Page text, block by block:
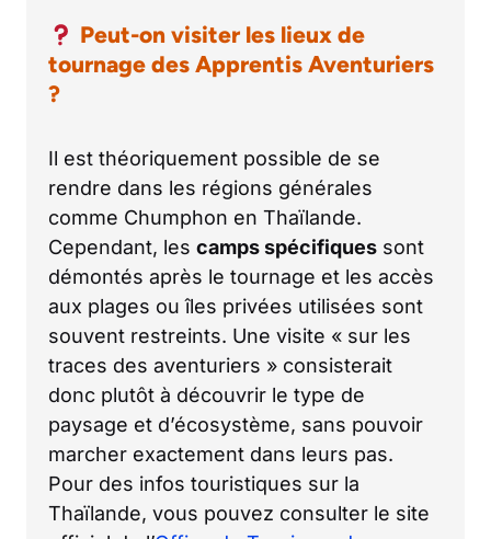
Peut-on visiter les lieux de
tournage des Apprentis Aventuriers
?
Il est théoriquement possible de se
rendre dans les régions générales
comme Chumphon en Thaïlande.
Cependant, les camps spécifiques sont
démontés après le tournage et les accès
aux plages ou îles privées utilisées sont
souvent restreints. Une visite « sur les
traces des aventuriers » consisterait
donc plutôt à découvrir le type de
paysage et d’écosystème, sans pouvoir
marcher exactement dans leurs pas.
Pour des infos touristiques sur la
Thaïlande, vous pouvez consulter le site